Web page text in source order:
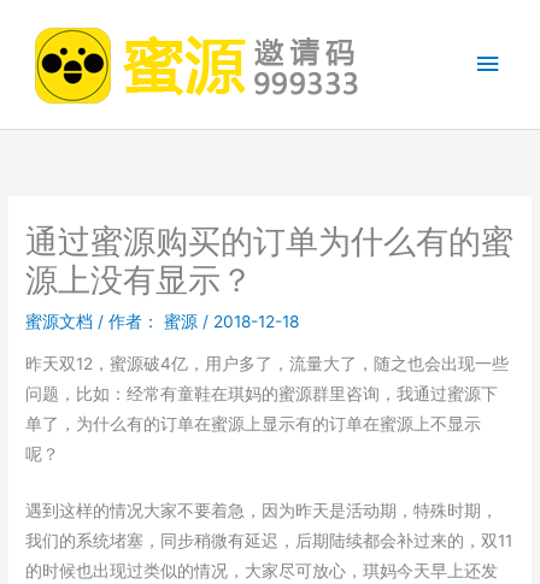
主
通过蜜源购买的订单为什么有的蜜
源上没有显示？
蜜源文档 / 作者： 蜜源 / 2018-12-18
昨天双12，蜜源破4亿，用户多了，流量大了，随之也会出现一些
问题，比如：经常有童鞋在琪妈的蜜源群里咨询，我通过蜜源下
单了，为什么有的订单在蜜源上显示有的订单在蜜源上不显示
呢？
遇到这样的情况大家不要着急，因为昨天是活动期，特殊时期，
我们的系统堵塞，同步稍微有延迟，后期陆续都会补过来的，双11
的时候也出现过类似的情况，大家尽可放心，琪妈今天早上还发